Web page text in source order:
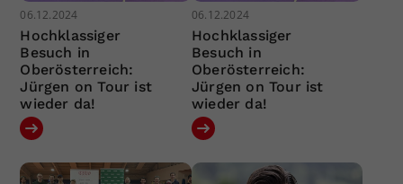
06.12.2024
Hochklassiger
Besuch in
Oberösterreich:
Jürgen on Tour ist
wieder da!
06.12.2024
Hochklassiger
Besuch in
Oberösterreich:
Jürgen on Tour ist
wieder da!